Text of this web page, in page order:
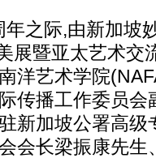
之际,由新加坡
展暨亚太艺术交
洋艺术学院
传播工作委员会
新加坡公署高
会长梁振康先生